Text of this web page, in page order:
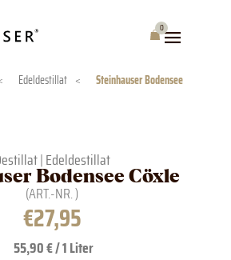
0
Warenkorb
Edeldestillat <
Steinhauser Bodensee
|Edeldestillat
Bodensee Cöxle
(ART.-NR.)
€27,95
55,90 € / 1 Liter